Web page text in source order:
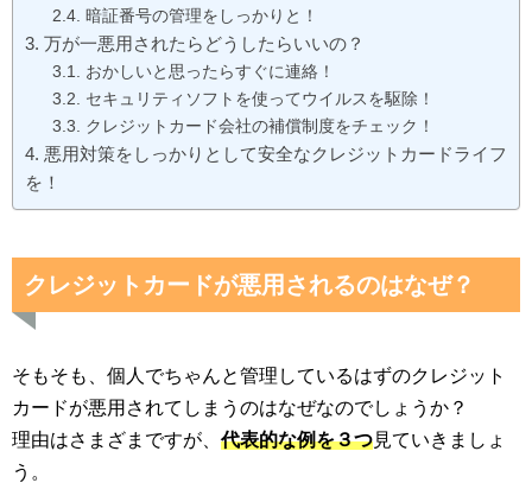
暗証番号の管理をしっかりと！
万が一悪用されたらどうしたらいいの？
おかしいと思ったらすぐに連絡！
セキュリティソフトを使ってウイルスを駆除！
クレジットカード会社の補償制度をチェック！
悪用対策をしっかりとして安全なクレジットカードライフ
を！
クレジットカードが悪用されるのはなぜ？
そもそも、個人でちゃんと管理しているはずのクレジット
カードが悪用されてしまうのはなぜなのでしょうか？
理由はさまざまですが、代表的な例を３つ見ていきましょ
う。